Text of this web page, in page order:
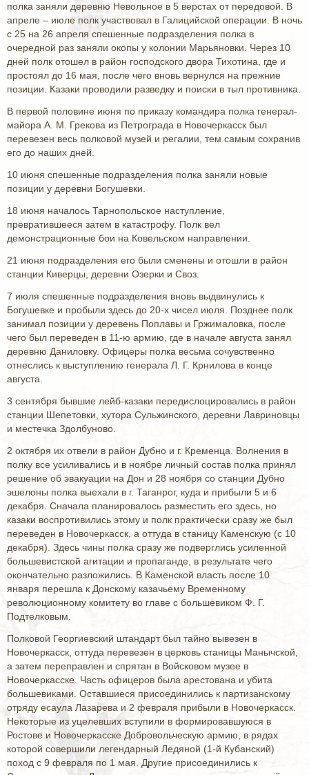
полка заняли деревню Невольное в 5 верстах от передовой. В
апреле – июле полк участвовал в Галицийской операции. В ночь
с 25 на 26 апреля спешенные подразделения полка в
очередной раз заняли окопы у колонии Марьяновки. Через 10
дней полк отошел в район господского двора Тихотина, где и
простоял до 16 мая, после чего вновь вернулся на прежние
позиции. Казаки проводили разведку и поиски в тыл противника.
В первой половине июня по приказу командира полка генерал-
майора А. М. Грекова из Петрограда в Новочеркасск был
перевезен весь полковой музей и регалии, тем самым сохранив
его до наших дней.
10 июня спешенные подразделения полка заняли новые
позиции у деревни Богушевки.
18 июня началось Тарнопольское наступление,
превратившееся затем в катастрофу. Полк вел
демонстрационные бои на Ковельском направлении.
21 июня подразделения его были сменены и отошли в район
станции Киверцы, деревни Озерки и Своз.
7 июля спешенные подразделения вновь выдвинулись к
Богушевке и пробыли здесь до 20-х чисел июля. Позднее полк
занимал позиции у деревень Поплавы и Гржималовка, после
чего был переведен в 11-ю армию, где в начале августа занял
деревню Даниловку. Офицеры полка весьма сочувственно
отнеслись к выступлению генерала Л. Г. Крнилова в конце
августа.
3 сентября бывшие лейб-казаки передислоцировались в район
станции Шепетовки, хутора Сульжинского, деревни Лавриновцы
и местечка Здолбуново.
2 октября их отвели в район Дубно и г. Кременца. Волнения в
полку все усиливались и в ноябре личный состав полка принял
решение об эвакуации на Дон и 28 ноября со станции Дубно
эшелоны полка выехали в г. Таганрог, куда и прибыли 5 и 6
декабря. Сначала планировалось разместить его здесь, но
казаки воспротивились этому и полк практически сразу же был
переведен в Новочеркасск, а оттуда в станицу Каменскую (с 10
декабря). Здесь чины полка сразу же подверглись усиленной
большевистской агитации и пропаганде, в результате чего
окончательно разложились. В Каменской власть после 10
января перешла к Донскому казачьему Временному
революционному комитету во главе с большевиком Ф. Г.
Подтелковым.
Полковой Георгиевский штандарт был тайно вывезен в
Новочеркасск, оттуда перевезен в церковь станицы Манычской,
а затем переправлен и спрятан в Войсковом музее в
Новочеркасске. Часть офицеров была арестована и убита
большевиками. Оставшиеся присоединились к партизанскому
отряду есаула Лазарева и 2 февраля прибыли в Новочеркасск.
Некоторые из уцелевших вступили в формировавшуюся в
Ростове и Новочеркасске Добровольческую армию, в рядах
которой совершили легендарный Ледяной (1-й Кубанский)
поход с 9 февраля по 1 мая. Другие присоединились к